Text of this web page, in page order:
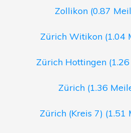
Zollikon (0.87
Zürich Witikon (1.04
Zürich Hottingen
Zürich (1.36
Zürich (Kreis 7)